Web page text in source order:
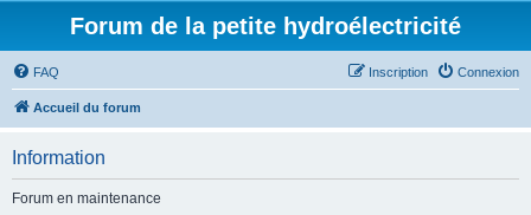
Forum de la petite hydroélectricité
FAQ Connexion
Inscription
Accueil du forum
Information
Forum en maintenance